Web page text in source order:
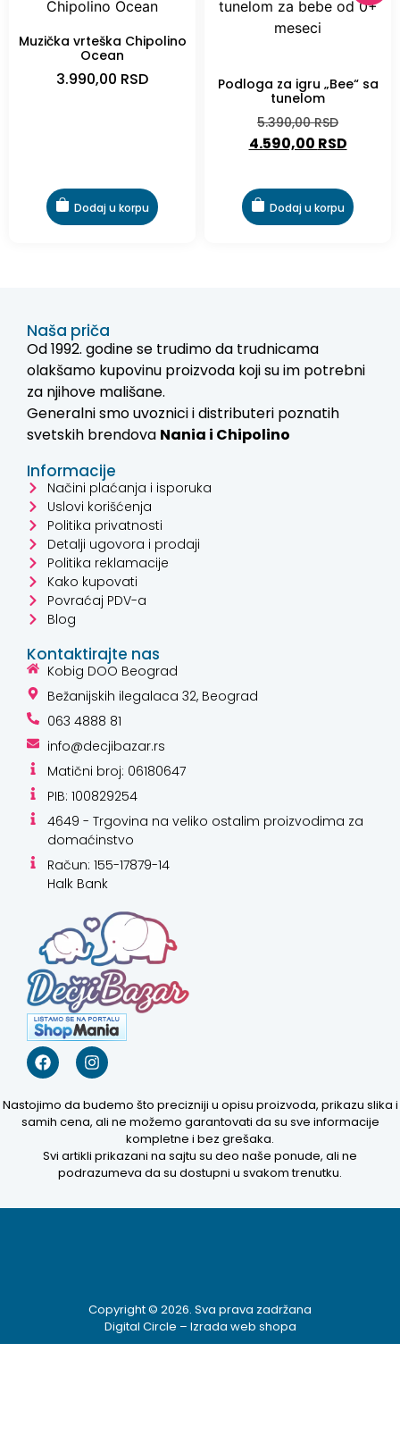
Muzička vrteška Chipolino
Ocean
3.990,00 RSD
Dodaj u korpu
Podloga za igru „Bee“ sa
tunelom
5.390,00RSD
4.590,00 RSD
Dodaj u korpu
Naša priča
Od 1992. godine se trudimo da trudnicama
olakšamo kupovinu proizvoda koji su im potrebni
za njihove mališane.
Generalni smo uvoznici i distributeri poznatih
svetskih brendova Nania i Chipolino
Informacije
Načini plaćanja i isporuka
Uslovi korišćenja
Politika privatnosti
Detalji ugovora i prodaji
Politika reklamacije
Kako kupovati
Povraćaj PDV-a
Blog
Kontaktirajte nas
Kobig DOO Beograd
Bežanijskih ilegalaca 32, Beograd
063 4888 81
info@decjibazar.rs
Matični broj: 06180647
PIB: 100829254
4649 - Trgovina na veliko ostalim proizvodima za
domaćinstvo
Račun: 155-17879-14
Halk Bank
Nastojimo da budemo što precizniji u opisu proizvoda, prikazu slika i
samih cena, ali ne možemo garantovati da su sve informacije
kompletne i bez grešaka.
Svi artikli prikazani na sajtu su deo naše ponude, ali ne
podrazumeva da su dostupni u svakom trenutku.
Copyright © 2026. Sva prava zadržana
Digital Circle – Izrada web shopa
pomognem?